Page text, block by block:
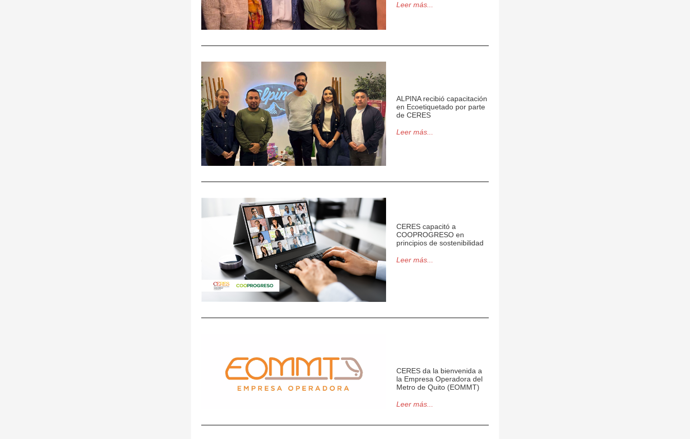
Leer más...
ALPINA recibió capacitación
en Ecoetiquetado por parte
de CERES
Leer más...
CERES capacitó a
COOPROGRESO en
principios de sostenibilidad
Leer más...
CERES da la bienvenida a
la Empresa Operadora del
Metro de Quito (EOMMT)
Leer más...